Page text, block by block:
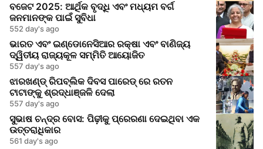
ବଜେଟ 2025: ଆର୍ଥିକ ବୃଦ୍ଧି ଏବଂ ମଧ୍ୟମ ବର୍ଗ
ଜନମାନଙ୍କ ପାଇଁ ସୁବିଧା
552 day's ago
ଭାରତ ଏବଂ ଇଣ୍ଡୋନେସିଆର ରକ୍ଷା ଏବଂ ବାଣିଜ୍ୟ
ଦ୍ୱିତୀୟ ରାଜ୍ୟକୂଳ ସମ୍ମିତି ଆୟୋଜିତ
557 day's ago
ଝାରଖଣ୍ଡ୍ ରିପବ୍ଲିକ ଦିବସ ପାରେଡ୍ ରେ ରତନ
ଟାଟାଙ୍କୁ ଶ୍ରଦ୍ଧାଞ୍ଜଳି ଦେଲା
557 day's ago
ସୁଭାଷ ଚନ୍ଦ୍ର ବୋସ: ପିଢ଼ୀକୁ ପ୍ରେରଣା ଦେଇଥିବା ଏକ
ଉତ୍ତରାଧିକାର
561 day's ago